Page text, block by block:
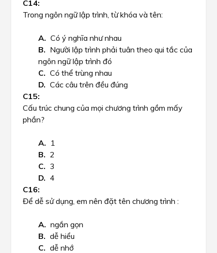
Trong ngôn ngữ lập trình, từ khóa và tên:
Có ý nghĩa như nhau
Người lập trình phải tuân theo qui tắc của
ngôn ngữ lập trình đó
Có thể trùng nhau
Các câu trên đều đúng
Cấu trúc chung của mọi chương trình gồm mấy
phần?
1
2
3
4
Để dễ sử dụng, em nên đặt tên chương trình :
ngắn gọn
dễ hiểu
dễ nhớ